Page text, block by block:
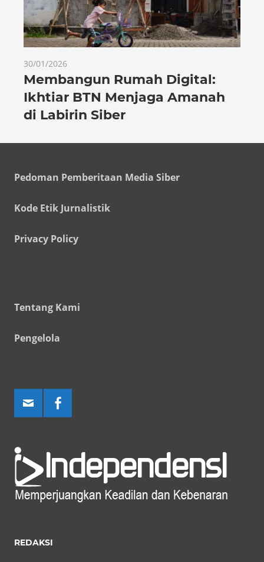
30/01/2026
Membangun Rumah Digital:
Ikhtiar BTN Menjaga Amanah
di Labirin Siber
Pedoman Pemberitaan Media Siber
Kode Etik Jurnalistik
Privacy Policy
Tentang Kami
Pengelola
REDAKSI